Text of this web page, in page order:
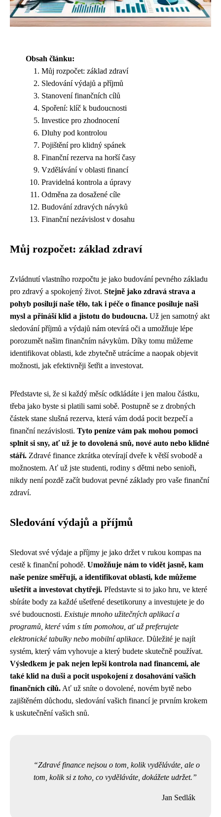
Obsah článku:
Můj rozpočet: základ zdraví
Sledování výdajů a příjmů
Stanovení finančních cílů
Spoření: klíč k budoucnosti
Investice pro zhodnocení
Dluhy pod kontrolou
Pojištění pro klidný spánek
Finanční rezerva na horší časy
Vzdělávání v oblasti financí
Pravidelná kontrola a úpravy
Odměna za dosažené cíle
Budování zdravých návyků
Finanční nezávislost v dosahu
Můj rozpočet: základ zdraví
Zvládnutí vlastního rozpočtu je jako budování pevného základu
pro zdravý a spokojený život. Stejně jako zdravá strava a
pohyb posilují naše tělo, tak i péče o finance posiluje naši
mysl a přináší klid a jistotu do budoucna. Už jen samotný akt
sledování příjmů a výdajů nám otevírá oči a umožňuje lépe
porozumět našim finančním návykům. Díky tomu můžeme
identifikovat oblasti, kde zbytečně utrácíme a naopak objevit
možnosti, jak efektivněji šetřit a investovat.
Představte si, že si každý měsíc odkládáte i jen malou částku,
třeba jako byste si platili sami sobě. Postupně se z drobných
částek stane slušná rezerva, která vám dodá pocit bezpečí a
finanční nezávislosti. Tyto peníze vám pak mohou pomoci
splnit si sny, ať už je to dovolená snů, nové auto nebo klidné
stáří. Zdravé finance zkrátka otevírají dveře k větší svobodě a
možnostem. Ať už jste studenti, rodiny s dětmi nebo senioři,
nikdy není pozdě začít budovat pevné základy pro vaše finanční
zdraví.
Sledování výdajů a příjmů
Sledovat své výdaje a příjmy je jako držet v rukou kompas na
cestě k finanční pohodě. Umožňuje nám to vidět jasně, kam
naše peníze směřují, a identifikovat oblasti, kde můžeme
ušetřit a investovat chytřeji. Představte si to jako hru, ve které
sbíráte body za každé ušetřené desetikoruny a investujete je do
své budoucnosti. Existuje mnoho užitečných aplikací a
programů, které vám s tím pomohou, ať už preferujete
elektronické tabulky nebo mobilní aplikace. Důležité je najít
systém, který vám vyhovuje a který budete skutečně používat.
Výsledkem je pak nejen lepší kontrola nad financemi, ale
také klid na duši a pocit uspokojení z dosahování vašich
finančních cílů. Ať už sníte o dovolené, novém bytě nebo
zajištěném důchodu, sledování vašich financí je prvním krokem
k uskutečnění vašich snů.
Zdravé finance nejsou o tom, kolik vyděláváte, ale o
tom, kolik si z toho, co vyděláváte, dokážete udržet.
Jan Sedlák